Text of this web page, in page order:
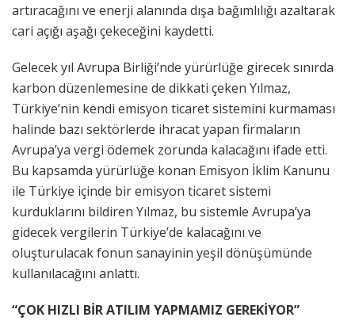
artıracağını ve enerji alanında dışa bağımlılığı azaltarak
cari açığı aşağı çekeceğini kaydetti.
Gelecek yıl Avrupa Birliği’nde yürürlüğe girecek sınırda
karbon düzenlemesine de dikkati çeken Yılmaz,
Türkiye’nin kendi emisyon ticaret sistemini kurmaması
halinde bazı sektörlerde ihracat yapan firmaların
Avrupa’ya vergi ödemek zorunda kalacağını ifade etti.
Bu kapsamda yürürlüğe konan Emisyon İklim Kanunu
ile Türkiye içinde bir emisyon ticaret sistemi
kurduklarını bildiren Yılmaz, bu sistemle Avrupa’ya
gidecek vergilerin Türkiye’de kalacağını ve
oluşturulacak fonun sanayinin yeşil dönüşümünde
kullanılacağını anlattı.
“ÇOK HIZLI BİR ATILIM YAPMAMIZ GEREKİYOR”